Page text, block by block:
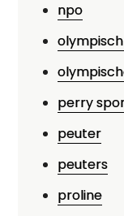
npo
perry
peuter
peuters
proline